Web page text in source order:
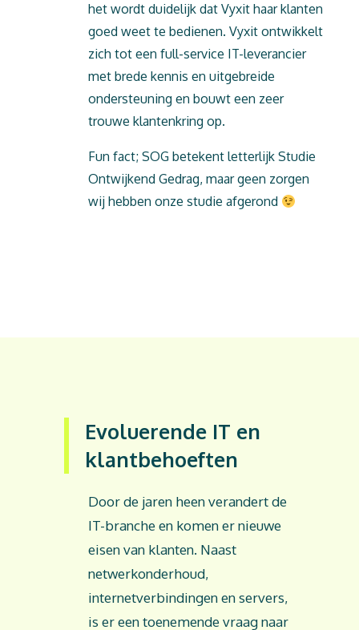
het wordt duidelijk dat Vyxit haar klanten
goed weet te bedienen. Vyxit ontwikkelt
zich tot een full-service IT-leverancier
met brede kennis en uitgebreide
ondersteuning en bouwt een zeer
trouwe klantenkring op.
Fun fact; SOG betekent letterlijk Studie
Ontwijkend Gedrag, maar geen zorgen
wij hebben onze studie afgerond
Evoluerende IT en
klantbehoeften
Door de jaren heen verandert de
IT-branche en komen er nieuwe
eisen van klanten. Naast
netwerkonderhoud,
internetverbindingen en servers,
is er een toenemende vraag naar